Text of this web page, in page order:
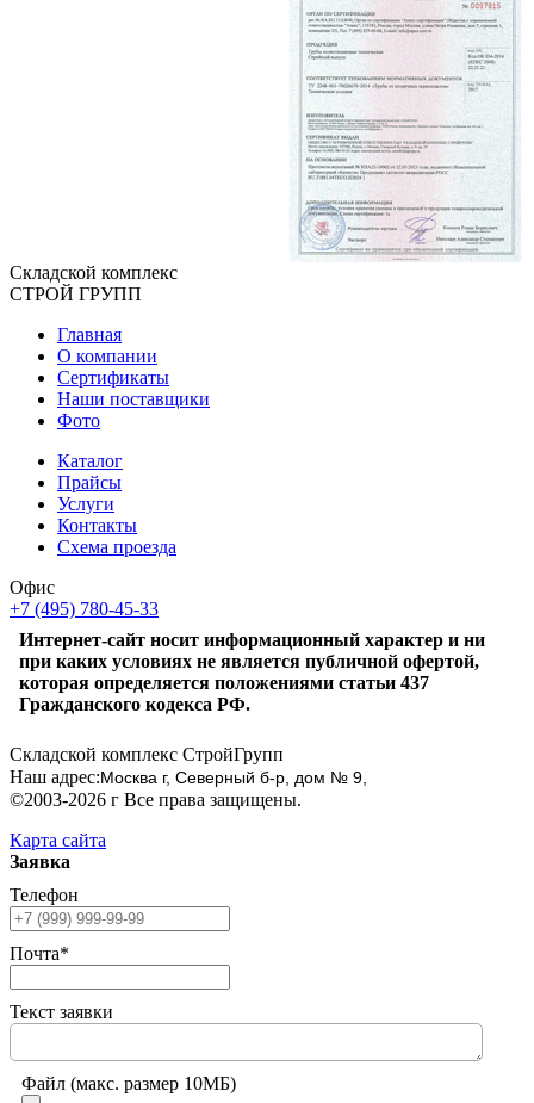
Складской комплекс
СТРОЙ ГРУПП
Главная
О компании
Сертификаты
Наши поставщики
Фото
Каталог
Прайсы
Услуги
Контакты
Схема проезда
Офис
+7 (495) 780-45-33
Интернет-сайт носит информационный характер и ни
при каких условиях не является публичной офертой,
которая определяется положениями статьи 437
Гражданского кодекса РФ.
Складской комплекс СтройГрупп
Наш адрес:Москва г, Северный б-р, дом № 9,
©2003-2026 г Все права защищены.
Карта сайта
Заявка
Телефон
Почта*
Текст заявки
Файл (макс. размер 10МБ)